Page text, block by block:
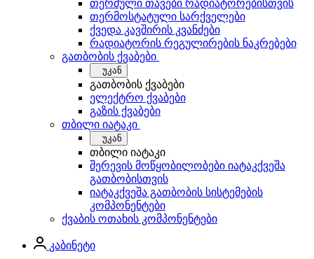
თერმული თავები რადიატორებისთვის
თერმოსტატული სარქველები
ქვედა კავშირის კვანძები
რადიატორის რეგულირების ნაკრებები
გათბობის ქვაბები
უკან
გათბობის ქვაბები
ელექტრო ქვაბები
გაზის ქვაბები
თბილი იატაკი
უკან
თბილი იატაკი
შერევის მოწყობილობები იატაკქვეშა
გათბობისთვის
იატაკქვეშა გათბობის სისტემების
კომპონენტები
ქვაბის ოთახის კომპონენტები
კაბინეტი